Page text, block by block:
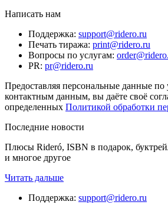
Написать нам
Поддержка: support@ridero.ru
Печать тиража: print@ridero.ru
Вопросы по услугам:
PR: pr@ridero.ru
Предоставляя персональные данные
контактным данным, вы даёте своё
определенных Политикой обработки
Последние новости
Плюсы Rideró, ISBN в подарок,
и многое другое
Читать дальше
Поддержка: support@ridero.ru